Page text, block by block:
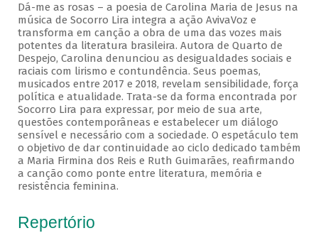
Dá-me as rosas – a poesia de Carolina Maria de Jesus na
música de Socorro Lira integra a ação AvivaVoz e
transforma em canção a obra de uma das vozes mais
potentes da literatura brasileira. Autora de Quarto de
Despejo, Carolina denunciou as desigualdades sociais e
raciais com lirismo e contundência. Seus poemas,
musicados entre 2017 e 2018, revelam sensibilidade, força
política e atualidade. Trata-se da forma encontrada por
Socorro Lira para expressar, por meio de sua arte,
questões contemporâneas e estabelecer um diálogo
sensível e necessário com a sociedade. O espetáculo tem
o objetivo de dar continuidade ao ciclo dedicado também
a Maria Firmina dos Reis e Ruth Guimarães, reafirmando
a canção como ponte entre literatura, memória e
resistência feminina.
Repertório